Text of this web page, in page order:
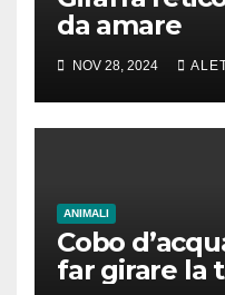
da amare
NOV 28, 2024
ANIMALI
Cobo
far girare la